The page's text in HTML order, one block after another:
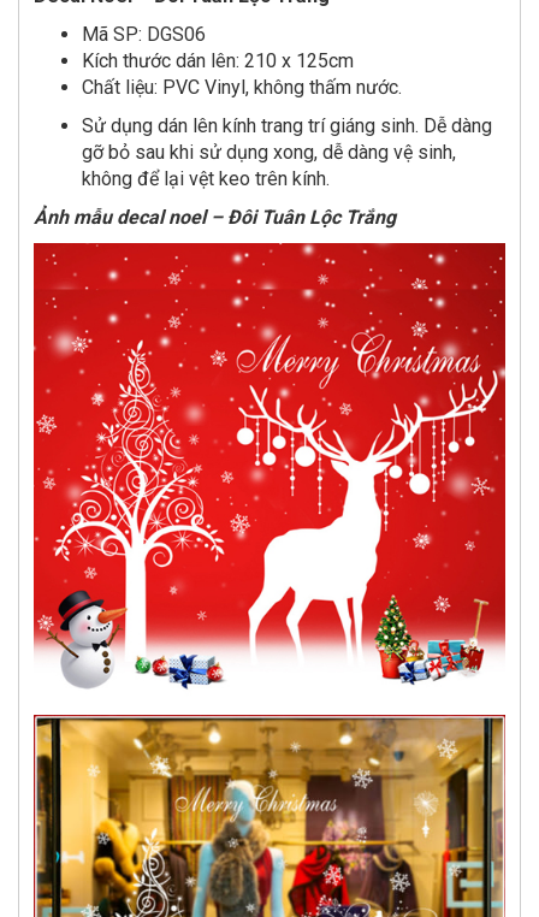
Mã SP: DGS06
Kích thước dán lên: 210 x 125cm
Chất liệu: PVC Vinyl, không thấm nước.
Sử dụng dán lên kính trang trí giáng sinh. Dễ dàng
gỡ bỏ sau khi sử dụng xong, dễ dàng vệ sinh,
không để lại vệt keo trên kính.
Ảnh mẫu decal noel – Đôi Tuân Lộc Trắng